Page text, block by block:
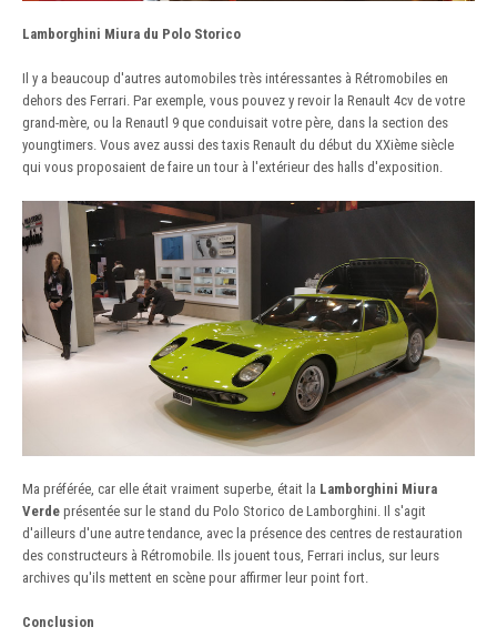
Lamborghini Miura du Polo Storico
Il y a beaucoup d'autres automobiles très intéressantes à Rétromobiles en
dehors des Ferrari. Par exemple, vous pouvez y revoir la Renault 4cv de votre
grand-mère, ou la Renautl 9 que conduisait votre père, dans la section des
youngtimers. Vous avez aussi des taxis Renault du début du XXième siècle
qui vous proposaient de faire un tour à l'extérieur des halls d'exposition.
Ma préférée, car elle était vraiment superbe, était la Lamborghini Miura
Verde présentée sur le stand du Polo Storico de Lamborghini. Il s'agit
d'ailleurs d'une autre tendance, avec la présence des centres de restauration
des constructeurs à Rétromobile. Ils jouent tous, Ferrari inclus, sur leurs
archives qu'ils mettent en scène pour affirmer leur point fort.
Conclusion